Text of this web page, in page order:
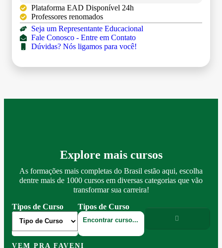
Plataforma EAD Disponível 24h
Professores renomados
Seja um Representante Educacional
Fale Conosco - Entre em Contato
Dúvidas? Nós ligamos para você!
Explore mais cursos
As formações mais completas do Brasil estão aqui, escolha
dentre mais de 1000 cursos em diversas categorias que vão
transformar sua carreira!
Tipos de Curso
Tipos de Curso
VEM PRA FAVENI